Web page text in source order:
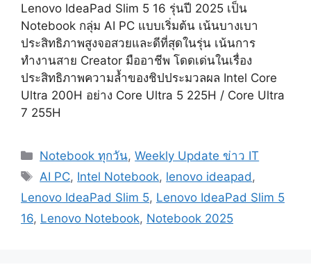
Lenovo IdeaPad Slim 5 16 รุ่นปี 2025 เป็น
Notebook กลุ่ม AI PC แบบเริ่มต้น เน้นบางเบา
ประสิทธิภาพสูงจอสวยและดีที่สุดในรุ่น เน้นการ
ทำงานสาย Creator มืออาชีพ โดดเด่นในเรื่อง
ประสิทธิภาพความล้ำของชิปประมวลผล Intel Core
Ultra 200H อย่าง Core Ultra 5 225H / Core Ultra
7 255H
Categories
Notebook ทุกวัน,Weekly Update ข่าว IT
Tags
AI PC, Intel Notebook, lenovo ideapad ,
Lenovo IdeaPad Slim 5, Lenovo IdeaPad Slim 5
16, Lenovo Notebook, Notebook 2025